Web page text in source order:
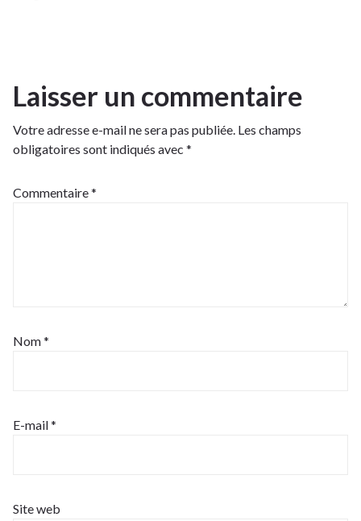
Laisser un commentaire
Votre adresse e-mail ne sera pas publiée. Les champs
obligatoires sont indiqués avec *
Commentaire*
Nom*
E-mail*
Site web